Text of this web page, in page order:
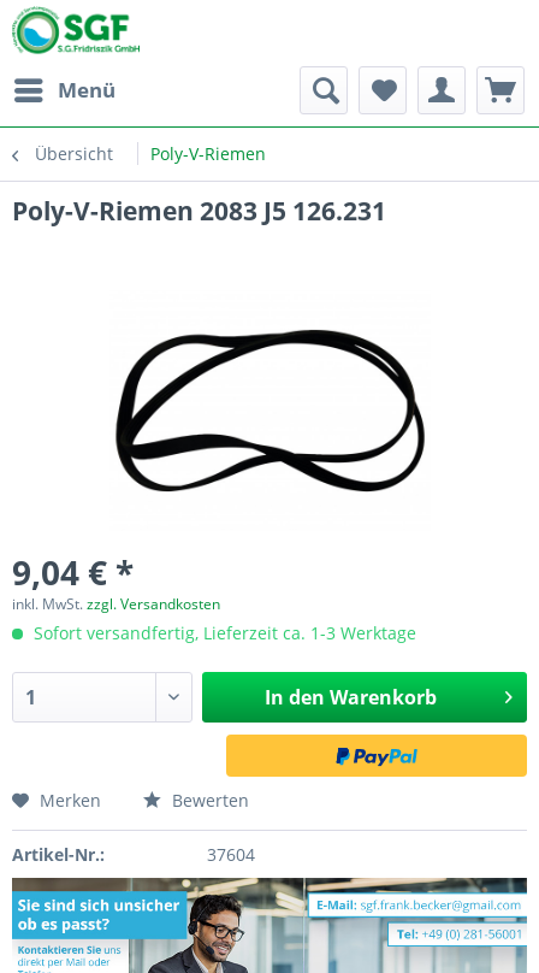
Menü
Übersicht Poly-V-Riemen
Poly-V-Riemen 2083 J5 126.231
9,04 € *
inkl. MwSt.zzgl. Versandkosten
Sofort versandfertig, Lieferzeit ca. 1-3 Werktage
In den Warenkorb
Merken Bewerten
Artikel-Nr.: 37604